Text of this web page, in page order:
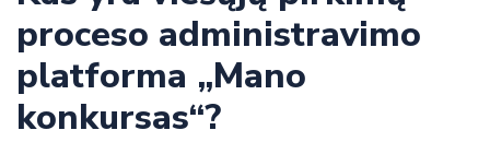
proceso administravimo
platforma „Mano
konkursas“?